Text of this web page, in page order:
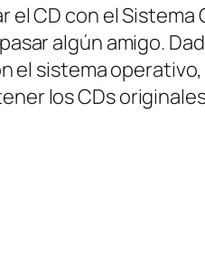
CD con el
algún amigo.
el sistema
los CDs